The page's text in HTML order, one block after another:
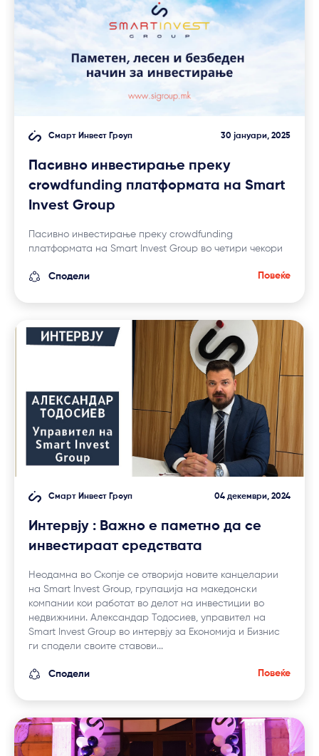
Смарт Инвест Гроуп 30 јануари, 2025
Пасивно инвестирање преку
crowdfunding платформата на Smart
Invest Group
Пасивно инвестирање преку crowdfunding
платформата на Smart Invest Group во четири чекори
Сподели Повеќе
Смарт Инвест Гроуп 04 декември, 2024
Интервју : Важно е паметно да се
инвестираат средствата
Неодамна во Скопје се отворија новите канцеларии
на Smart Invest Group, групација на македонски
компании кои работат во делот на инвестиции во
недвижнини. Александар Тодосиев, управител на
Smart Invest Group во интервју за Економија и Бизнис
ги сподели своите ставови...
Сподели Повеќе